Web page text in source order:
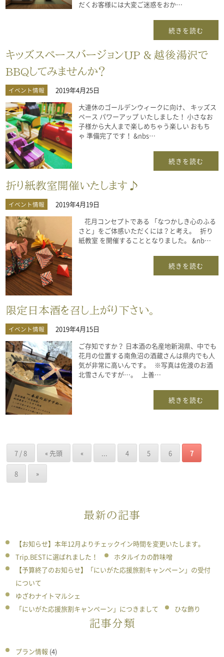
だくお客様には大変ご迷惑をおか…
続きを読む
キッズスペースバージョンUP & 越後湯沢で
BBQしてみませんか？
イベント情報
2019年4月25日
大連休のゴールデンウィークに向け、 キッズス
ペース パワーアップ いたしました！ 小さなお
子様から大人まで楽しめちゃう楽しい おもち
ゃ 準備完了です！ &nbs…
続きを読む
折り紙教室開催いたします♪
イベント情報
2019年4月19日
花月コンセプトである 「なつかしき心のふる
さと」をご体感いただくには？と考え。 折り
紙教室 を開催することとなりました。 &nb…
続きを読む
限定日本酒を召し上がり下さい。
イベント情報
2019年4月15日
ご存知ですか？ 日本酒の名産地新潟県、中でも
花月の位置する南魚沼の酒蔵さんは県内でも人
気が非常に高いんです。 ※写真は佐渡のお酒
北雪さんですが…。 上善…
続きを読む
7 / 8 « 先頭 « ... 4 5 6 7
8 »
最新の記事
【お知らせ】本年12月よりチェックイン時間を変更いたします。
Trip.BESTに選ばれました！
ホタルイカの酢味噌
【予算終了のお知らせ】「にいがた応援旅割キャンペーン」の受付
について
ゆざわナイトマルシェ
「にいがた応援旅割キャンペーン」につきまして
ひな飾り
記事分類
プラン情報 (4)